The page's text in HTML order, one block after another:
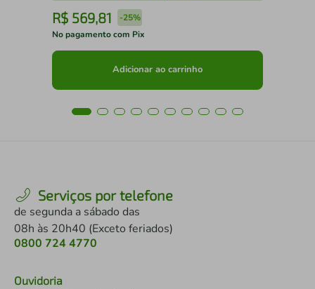
R$ 569,81 -25%
No pagamento com Pix
Adicionar ao carrinho
Serviços por telefone
de segunda a sábado das
08h às 20h40 (Exceto feriados)
0800 724 4770
Ouvidoria